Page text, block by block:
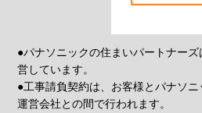
●パナソニックの住まいパートナー
営しています。
●工事請負契約は、お客様とパナソ
運営会社との間で行われます。